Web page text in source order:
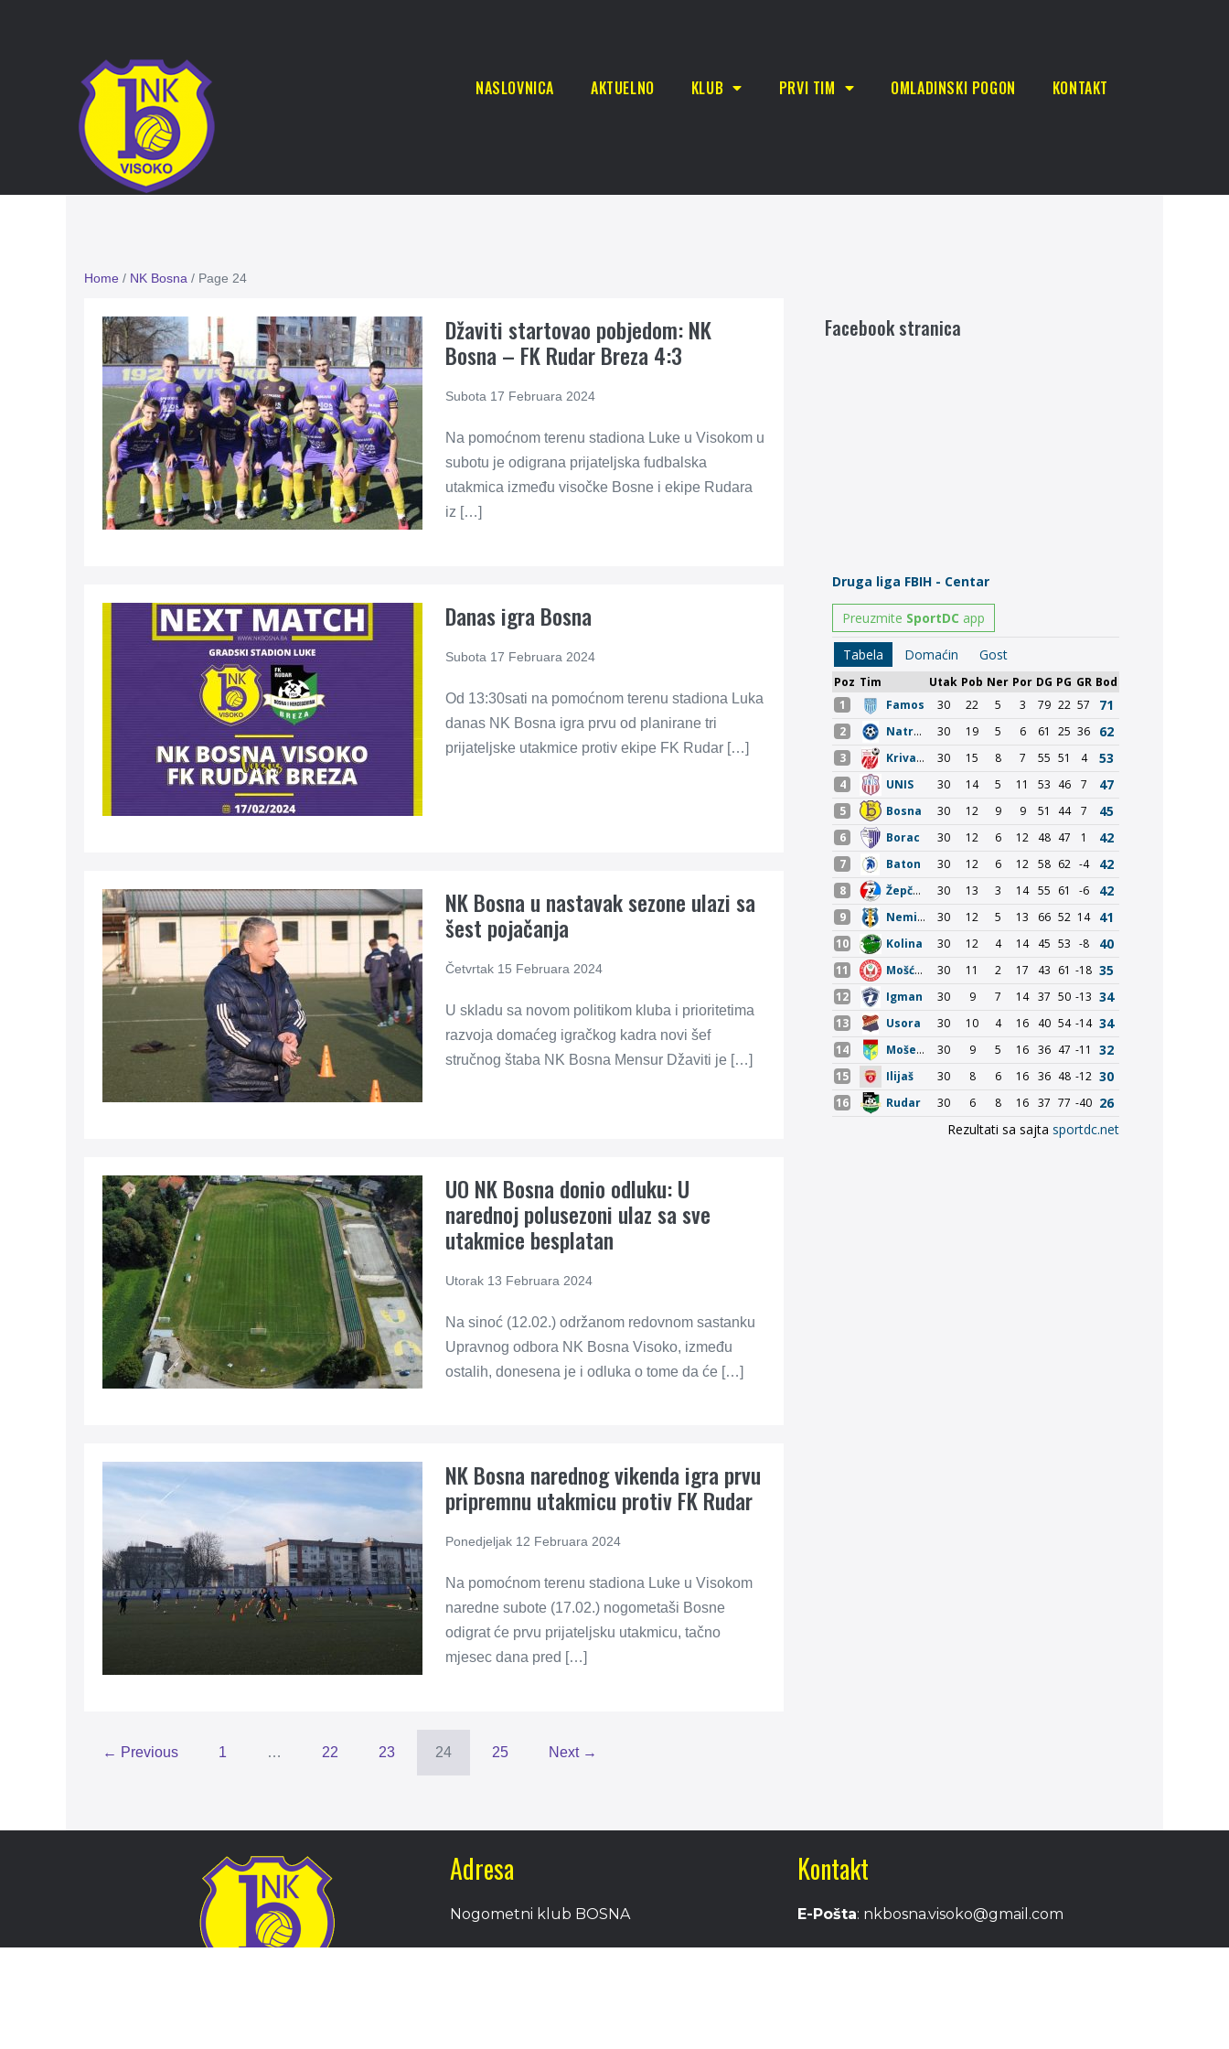
NASLOVNICA AKTUELNO KLUB PRVI TIM OMLADINSKI POGON KONTAKT
Home / NK Bosna / Page 24
Džaviti startovao pobjedom: NK
Bosna – FK Rudar Breza 4:3
Subota 17 Februara 2024
Na pomoćnom terenu stadiona Luke u Visokom u
subotu je odigrana prijateljska fudbalska
utakmica između visočke Bosne i ekipe Rudara
iz […]
Danas igra Bosna
Subota 17 Februara 2024
Od 13:30sati na pomoćnom terenu stadiona Luka
danas NK Bosna igra prvu od planirane tri
prijateljske utakmice protiv ekipe FK Rudar […]
NK Bosna u nastavak sezone ulazi sa
šest pojačanja
Četvrtak 15 Februara 2024
U skladu sa novom politikom kluba i prioritetima
razvoja domaćeg igračkog kadra novi šef
stručnog štaba NK Bosna Mensur Džaviti je […]
UO NK Bosna donio odluku: U
narednoj polusezoni ulaz sa sve
utakmice besplatan
Utorak 13 Februara 2024
Na sinoć (12.02.) održanom redovnom sastanku
Upravnog odbora NK Bosna Visoko, između
ostalih, donesena je i odluka o tome da će […]
NK Bosna narednog vikenda igra prvu
pripremnu utakmicu protiv FK Rudar
Ponedjeljak 12 Februara 2024
Na pomoćnom terenu stadiona Luke u Visokom
naredne subote (17.02.) nogometaši Bosne
odigrat će prvu prijateljsku utakmicu, tačno
mjesec dana pred […]
← Previous 1 … 22 23 24 25 Next →
Facebook stranica
Adresa
Nogometni klub BOSNA
Kontakt
E-Pošta: nkbosna.visoko@gmail.com